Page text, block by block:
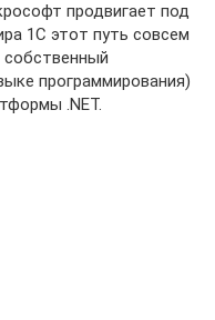
продвигает под
1С этот путь совсем
программирования)
.NET.